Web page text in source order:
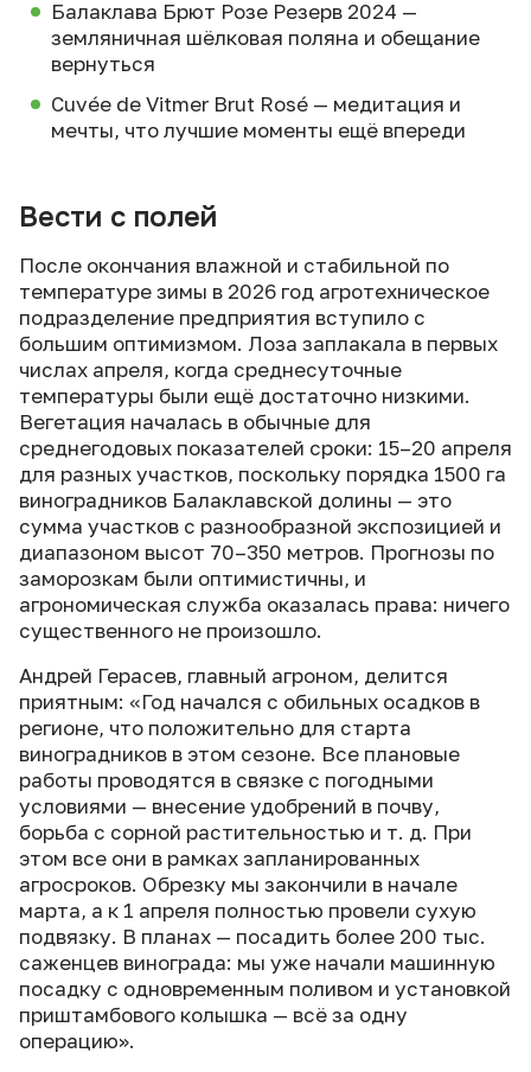
Балаклава Брют Розе Резерв 2024 —
земляничная шёлковая поляна и обещание
вернуться
Cuvée de Vitmer Brut Rosé — медитация и
мечты, что лучшие моменты ещё впереди
Вести с полей
После окончания влажной и стабильной по
температуре зимы в 2026 год агротехническое
подразделение предприятия вступило с
большим оптимизмом. Лоза заплакала в первых
числах апреля, когда среднесуточные
температуры были ещё достаточно низкими.
Вегетация началась в обычные для
среднегодовых показателей сроки: 15–20 апреля
для разных участков, поскольку порядка 1500 га
виноградников Балаклавской долины — это
сумма участков с разнообразной экспозицией и
диапазоном высот 70–350 метров. Прогнозы по
заморозкам были оптимистичны, и
агрономическая служба оказалась права: ничего
существенного не произошло.
Андрей Герасев, главный агроном, делится
приятным: «Год начался с обильных осадков в
регионе, что положительно для старта
виноградников в этом сезоне. Все плановые
работы проводятся в связке с погодными
условиями — внесение удобрений в почву,
борьба с сорной растительностью и т. д. При
этом все они в рамках запланированных
агросроков. Обрезку мы закончили в начале
марта, а к 1 апреля полностью провели сухую
подвязку. В планах — посадить более 200 тыс.
саженцев винограда: мы уже начали машинную
посадку с одновременным поливом и установкой
приштамбового колышка — всё за одну
операцию».